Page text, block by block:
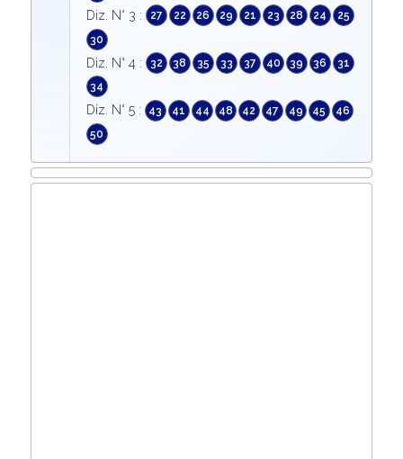
Diz. N° 3 : 27 22 26 29 21 23 28 24
25
30
Diz. N° 4 : 32 38 35 33 37 40 39 36
31
34
Diz. N° 5 : 43 41 44 48 42 47 49 45
46
50